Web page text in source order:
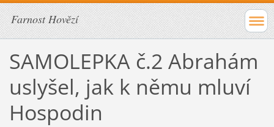
Farnost Hovězí
SAMOLEPKA č.2 Abrahám
uslyšel, jak k němu mluví
Hospodin